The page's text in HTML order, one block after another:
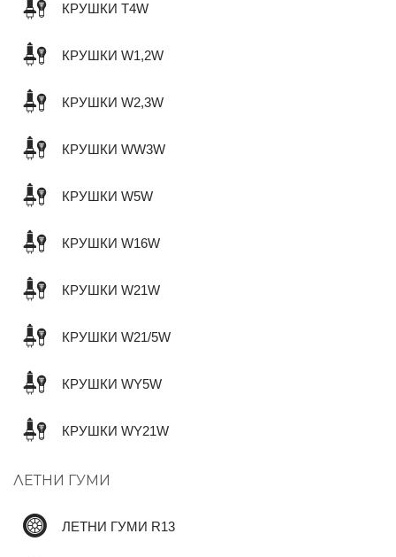
КРУШКИ T4W
КРУШКИ W1,2W
КРУШКИ W2,3W
КРУШКИ WW3W
КРУШКИ W5W
КРУШКИ W16W
КРУШКИ W21W
КРУШКИ W21/5W
КРУШКИ WY5W
КРУШКИ WY21W
ЛЕТНИ ГУМИ
ЛЕТНИ ГУМИ R13